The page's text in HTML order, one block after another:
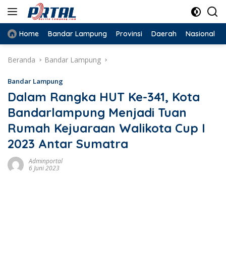
Langsung
konten
Home Bandar Lampung Provinsi Daerah Nasional
Beranda Bandar Lampung
Bandar Lampung
Dalam Rangka HUT Ke-341, Kota
Bandarlampung Menjadi Tuan
Rumah Kejuaraan Walikota Cup I
2023 Antar Sumatra
Adminportal
6 Juni 2023